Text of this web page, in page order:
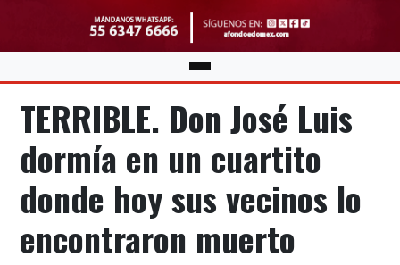
TERRIBLE. Don José Luis
dormía en un cuartito
donde hoy sus vecinos lo
encontraron muerto